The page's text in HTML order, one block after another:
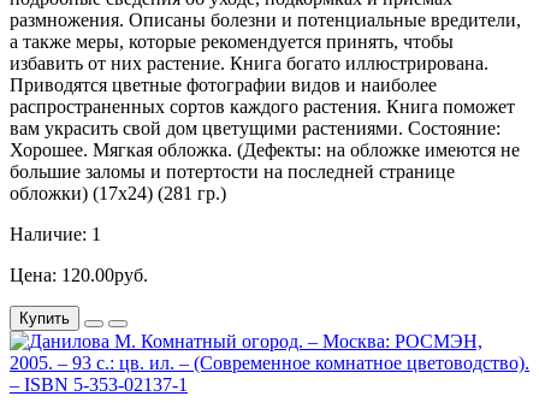
размножения. Описаны болезни и потенциальные вредители,
а также меры, которые рекомендуется принять, чтобы
избавить от них растение. Книга богато иллюстрирована.
Приводятся цветные фотографии видов и наиболее
распространенных сортов каждого растения. Книга поможет
вам украсить свой дом цветущими растениями. Состояние:
Хорошее. Мягкая обложка. (Дефекты: на обложке имеются не
большие заломы и потертости на последней странице
обложки) (17х24) (281 гр.)
Наличие: 1
Цена: 120.00руб.
Купить